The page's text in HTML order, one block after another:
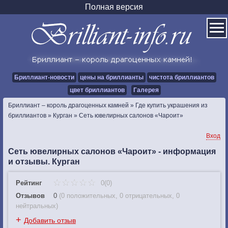
Полная версия
Бриллиант-новости цены на бриллианты
чистота бриллиантов
цвет бриллиантов
Галерея
Бриллиант – король драгоценных камней » Где купить украшения из
бриллиантов » Курган » Сеть ювелирных салонов «Чароит»
Вход
Сеть ювелирных салонов «Чароит» - информация
и отзывы. Курган
Рейтинг
0(0)
Отзывов
0 (0 положительных, 0 отрицательных, 0
нейтральных)
+ Добавить отзыв